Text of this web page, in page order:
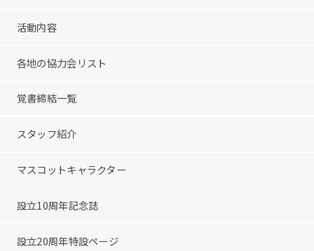
活動内容
各地の協力会リスト
覚書締結一覧
スタッフ紹介
マスコットキャラクター
設立10周年記念誌
設立20周年特設ページ